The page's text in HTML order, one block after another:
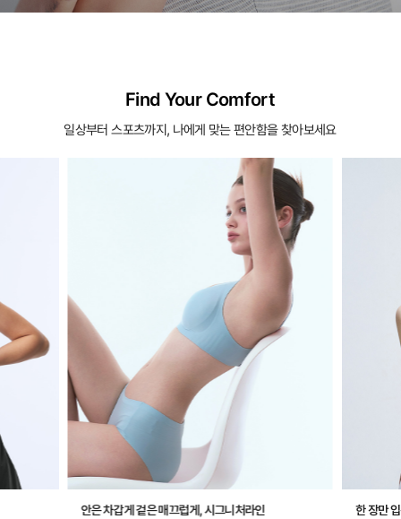
Find Your Comfort
일상부터 스포츠까지, 나에게 맞는 편안함을 찾아보세요
안은 차갑게 겉은 매끄럽게, 시그니처라인
한 장만